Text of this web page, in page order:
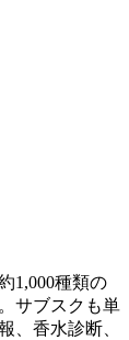
1,000種類の
サブスクも単
、香水診断、